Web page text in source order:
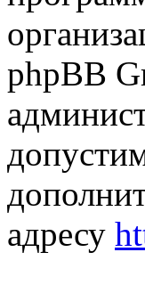
phpBB
адресу